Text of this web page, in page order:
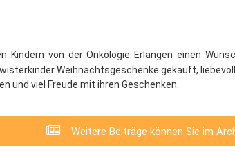
Kindern von der Onkologie Erlangen einen
Weihnachtsgeschenke gekauft,
und viel Freude mit ihren Geschenken.
Weitere Beiträge können Sie im